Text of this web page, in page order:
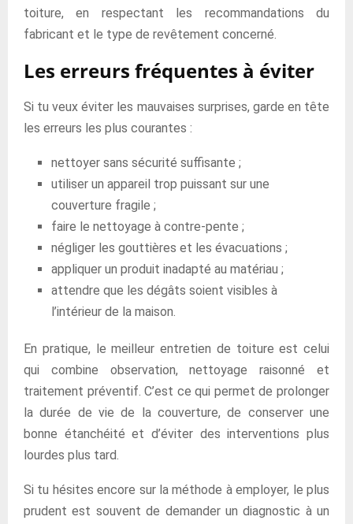
toiture, en respectant les recommandations du
fabricant et le type de revêtement concerné.
Les erreurs fréquentes à éviter
Si tu veux éviter les mauvaises surprises, garde en tête
les erreurs les plus courantes :
nettoyer sans sécurité suffisante ;
utiliser un appareil trop puissant sur une
couverture fragile ;
faire le nettoyage à contre-pente ;
négliger les gouttières et les évacuations ;
appliquer un produit inadapté au matériau ;
attendre que les dégâts soient visibles à
l’intérieur de la maison.
En pratique, le meilleur entretien de toiture est celui
qui combine observation, nettoyage raisonné et
traitement préventif. C’est ce qui permet de prolonger
la durée de vie de la couverture, de conserver une
bonne étanchéité et d’éviter des interventions plus
lourdes plus tard.
Si tu hésites encore sur la méthode à employer, le plus
prudent est souvent de demander un diagnostic à un